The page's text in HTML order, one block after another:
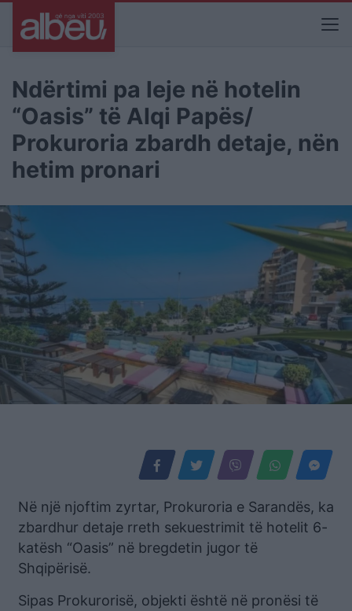
Ndërtimi pa leje në hotelin
“Oasis” të Alqi Papës/
Prokuroria zbardh detaje, nën
hetim pronari
Në një njoftim zyrtar, Prokuroria e Sarandës, ka
zbardhur detaje rreth sekuestrimit të hotelit 6-
katësh “Oasis” në bregdetin jugor të
Shqipërisë.
Sipas Prokurorisë, objekti është në pronësi të